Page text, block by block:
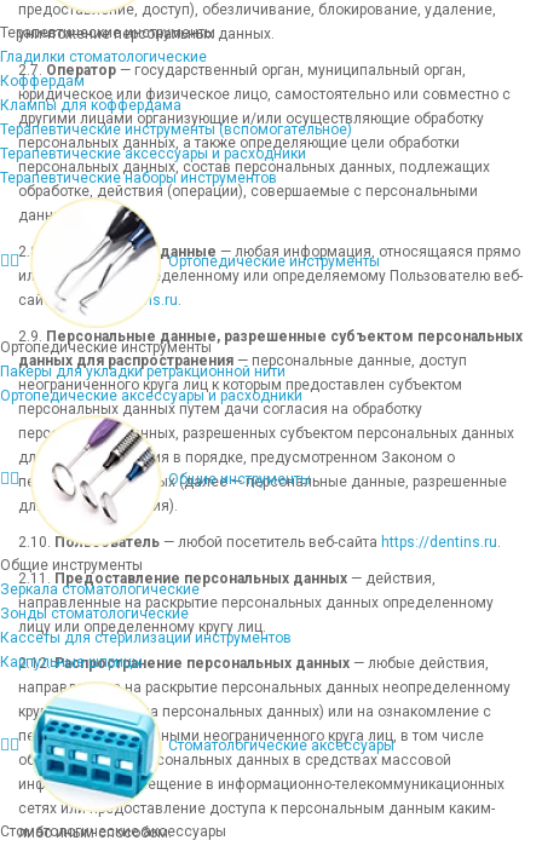
Терапевтические инструменты
Гладилки стоматологические
Коффердам
Клампы для коффердама
Терапевтические инструменты (вспомогательное)
Терапевтические аксессуары и расходники
Терапевтические наборы инструментов
Ортопедические инструменты
Ортопедические инструменты
Пакеры для укладки ретракционной нити
Ортопедические аксессуары и расходники
Общие инструменты
Общие инструменты
Зеркала стоматологические
Зонды стоматологические
Кассеты для стерилизации инструментов
Карпульные шприцы
Стоматологические аксессуары
Стоматологические аксессуары
предоставление, доступ), обезличивание, блокирование, удаление,
уничтожение персональных данных.
2.7. Оператор — государственный орган, муниципальный орган,
юридическое или физическое лицо, самостоятельно или совместно с
другими лицами организующие и/или осуществляющие обработку
персональных данных, а также определяющие цели обработки
персональных данных, состав персональных данных, подлежащих
обработке, действия (операции), совершаемые с персональными
данными.
2.8. Персональные данные — любая информация, относящаяся прямо
или косвенно к определенному или определяемому Пользователю веб-
сайтаhttps://dentins.ru.
2.9. Персональные данные, разрешенные субъектом персональных
данных для распространения — персональные данные, доступ
неограниченного круга лиц к которым предоставлен субъектом
персональных данных путем дачи согласия на обработку
персональных данных, разрешенных субъектом персональных данных
для распространения в порядке, предусмотренном Законом о
персональных данных (далее — персональные данные, разрешенные
для распространения).
2.10. Пользователь — любой посетитель веб-сайта https://dentins.ru.
2.11. Предоставление персональных данных — действия,
направленные на раскрытие персональных данных определенному
лицу или определенному кругу лиц.
2.12.Распространение персональных данных — любые действия,
направленные на раскрытие персональных данных неопределенному
кругу лиц (передача персональных данных) или на ознакомление с
персональными данными неограниченного круга лиц, в том числе
обнародование персональных данных в средствах массовой
информации, размещение в информационно-телекоммуникационных
сетях или предоставление доступа к персональным данным каким-
либо иным способом.